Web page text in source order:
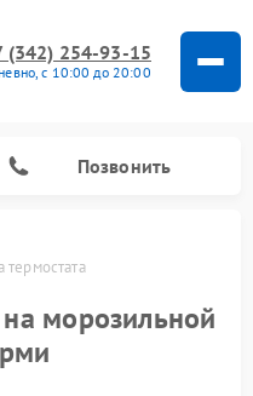
(342) 254-93-15
с 10:00 до 20:00
Позвонить
морозильной